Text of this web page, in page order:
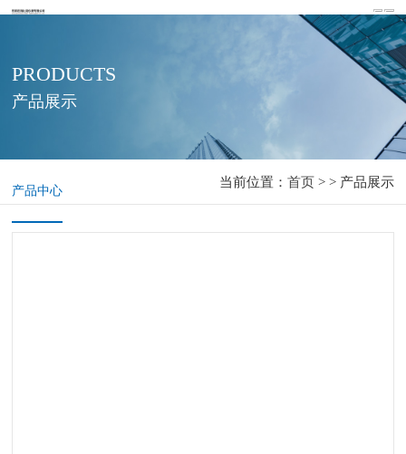
PRODUCTS
产品展示
产品中心
当前位置： 首页> > 产品展示